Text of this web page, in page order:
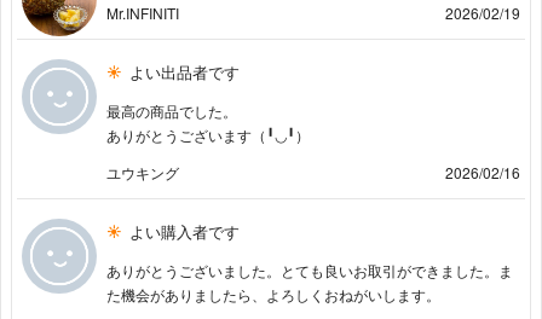
Mr.INFINITI 2026/02/19
よい出品者です
最高の商品でした。
ありがとうございます（╹◡╹）
ユウキング
2026/02/16
よい購入者です
ありがとうございました。とても良いお取引ができました。ま
た機会がありましたら、よろしくおねがいします。